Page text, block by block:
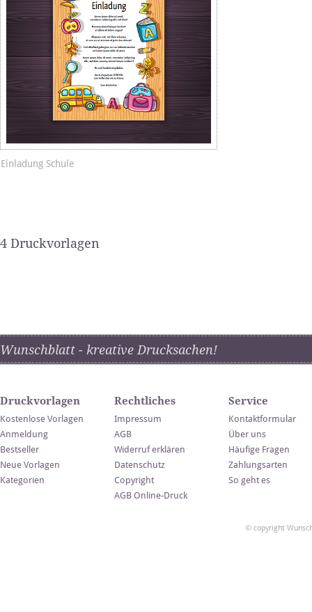
Einladung Schule
4 Druckvorlagen
Wunschblatt - kreative Drucksachen!
Druckvorlagen
Kostenlose Vorlagen
Anmeldung
Bestseller
Neue Vorlagen
Kategorien
Rechtliches
Impressum
AGB
Widerruf erklären
Datenschutz
Copyright
AGB Online-Druck
Service
Kontaktformular
Über uns
Häufige Fragen
Zahlungsarten
So geht es
© copyright